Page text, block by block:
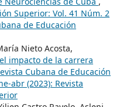
Superior: Vol. 41 Núm. 2
de Educación
Nieto Acosta,
impacto de la carrera
Cubana de Educación
abr (2023): Revista